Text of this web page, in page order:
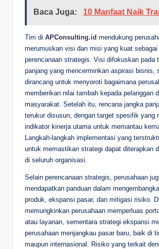
Baca Juga: 10 Manfaat Naik
Tim di APConsulting.id mendukung
merumuskan visi dan misi yang kuat sebagai
perencanaan strategis. Visi difokuskan pada
panjang yang mencerminkan aspirasi bisnis,
dirancang untuk menyoroti bagaimana
memberikan nilai tambah kepada pelanggan
masyarakat. Setelah itu, rencana jangka
terukur disusun, dengan target spesifik yang
indikator kinerja utama untuk memantau
Langkah-langkah implementasi yang
untuk memastikan strategi dapat diterapkan
di seluruh organisasi.
Selain perencanaan strategis, perusahaan
mendapatkan panduan dalam
produk, ekspansi pasar, dan mitigasi risiko.
memungkinkan perusahaan memperluas
atau layanan, sementara strategi ekspansi
perusahaan menjangkau pasar baru, baik di
maupun internasional. Risiko yang terkait